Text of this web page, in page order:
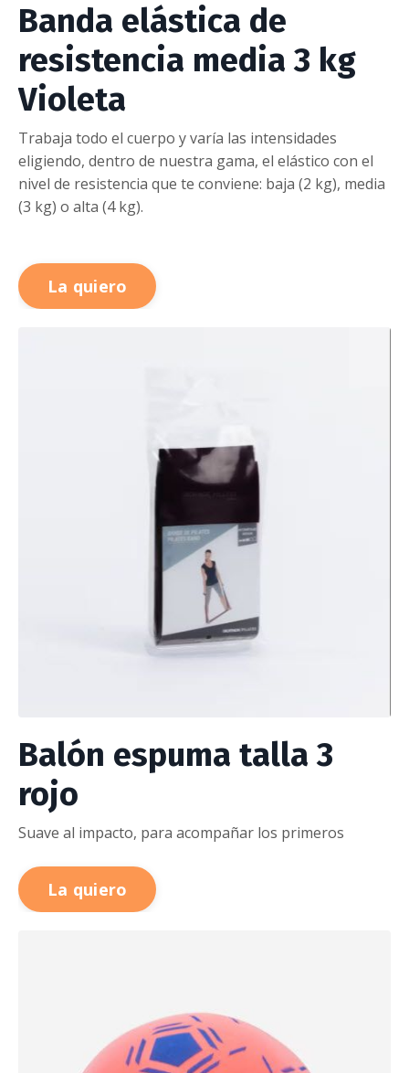
Banda elástica de
resistencia media 3 kg
Violeta
Trabaja todo el cuerpo y varía las intensidades
eligiendo, dentro de nuestra gama, el elástico con el
nivel de resistencia que te conviene: baja (2 kg), media
(3 kg) o alta (4 kg).
La quiero
Balón espuma talla 3
rojo
Suave al impacto, para acompañar los primeros
La quiero